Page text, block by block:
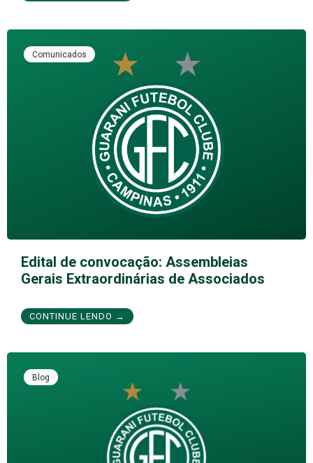
Comunicados
Edital de convocação: Assembleias
Gerais Extraordinárias de Associados
CONTINUE LENDO →
Blog